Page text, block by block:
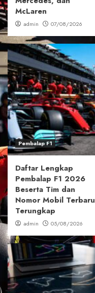
McLaren
admin 07/08/2026
Pembalap F1
Daftar Lengkap
Pembalap F1 2026
Beserta Tim dan
Nomor Mobil Terbaru
Terungkap
admin 05/08/2026